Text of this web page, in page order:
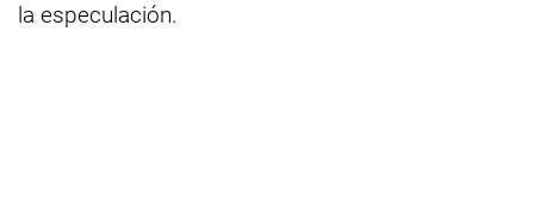
la especulación.